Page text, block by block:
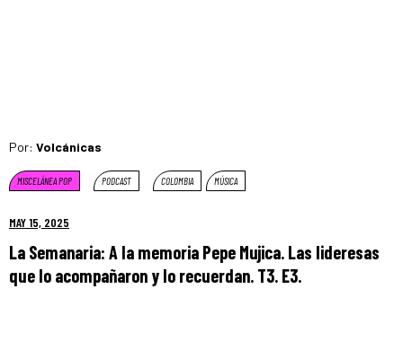
Por: Volcánicas
MISCELÁNEA POP PODCAST COLOMBIA MÚSICA
MAY 15, 2025
La Semanaria: A la memoria Pepe Mujica. Las lideresas
que lo acompañaron y lo recuerdan. T3. E3.